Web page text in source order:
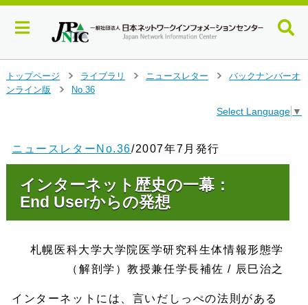
イ
トップページ
>
ライブラリ
ニュースレター
バックナンバーオ
ンライン版
No.36
Select Language ▼
ニュースレターNo.36/2007年7月発行
インターネット歴史の一幕：
End Userからの発想
札幌医科大学大学院医学研究科生体情報形態学
（解剖学）教授兼任学長補佐 / 辰巳治之
インターネットには、言いだしっぺの法則がある